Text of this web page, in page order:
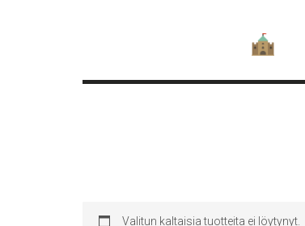
Valitun kaltaisia tuotteita ei löytynyt.